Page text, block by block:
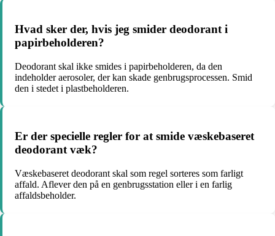
Hvad sker der, hvis jeg smider deodorant i
papirbeholderen?
Deodorant skal ikke smides i papirbeholderen, da den
indeholder aerosoler, der kan skade genbrugsprocessen. Smid
den i stedet i plastbeholderen.
Er der specielle regler for at smide væskebaseret
deodorant væk?
Væskebaseret deodorant skal som regel sorteres som farligt
affald. Aflever den på en genbrugsstation eller i en farlig
affaldsbeholder.